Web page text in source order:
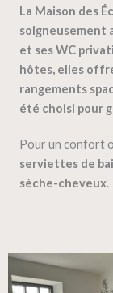
La Maison des
soigneusement
et ses WC
hôtes, elles
rangements
été choisi pour
Pour un confort
serviettes de
sèche-cheveux.